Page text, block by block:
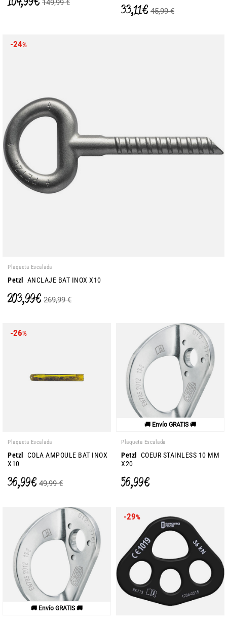
149,99 € 33,11 € 45,99 €
-24%
Plaqueta Escalada
Petzl ANCLAJE BAT INOX X10
203,99 € 269,99 €
-26%
Plaqueta Escalada
Petzl
COLA AMPOULE BAT INOX
X10
36,99 € 49,99 €
🚚 Envío GRATIS 🚚
Plaqueta Escalada
Petzl
COEUR STAINLESS 10 MM
X20
56,99 €
🚚 Envío GRATIS 🚚
-29%